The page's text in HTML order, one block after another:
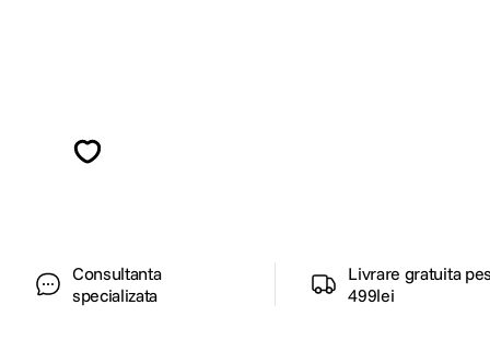
Consultanta
specializata
Livrare gratuita
499lei